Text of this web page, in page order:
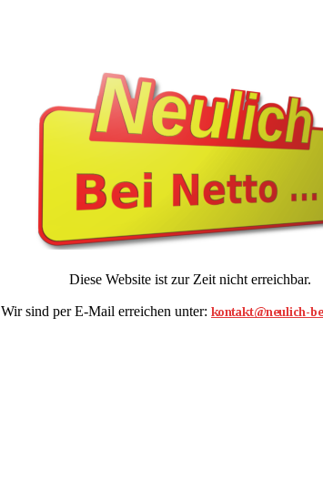
Diese Website ist zur Zeit nicht erreichbar.
Wir sind per E-Mail erreichen unter: